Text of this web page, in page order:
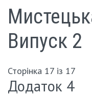
Випуск 2
Сторінка 17 із 17
Додаток 4